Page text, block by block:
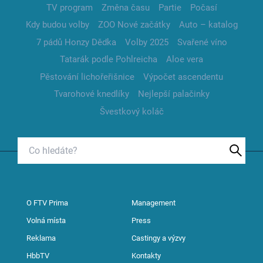
TV program Změna času Partie
Počasí
Kdy budou volby
ZOO Nové začátky
Auto – katalog
7 pádů Honzy Dědka
Volby 2025
Svařené víno
Tatarák podle Pohlreicha
Aloe vera
Pěstování lichořeřišnice
Výpočet ascendentu
Tvarohové knedlíky
Nejlepší palačinky
Švestkový koláč
O FTV Prima Management
Volná místa Press
Reklama Castingy a výzvy
HbbTV Kontakty